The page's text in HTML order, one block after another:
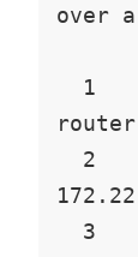
over a